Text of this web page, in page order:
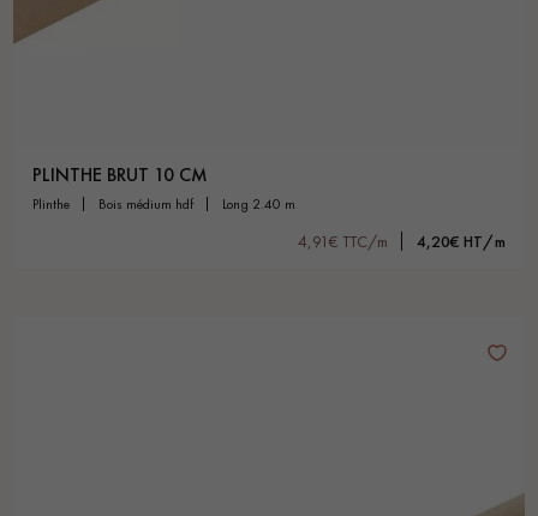
PLINTHE BRUT 10 CM
plinthe bois médium hdf long 2.40 m
4,91€ TTC/m 4,20€ HT/m